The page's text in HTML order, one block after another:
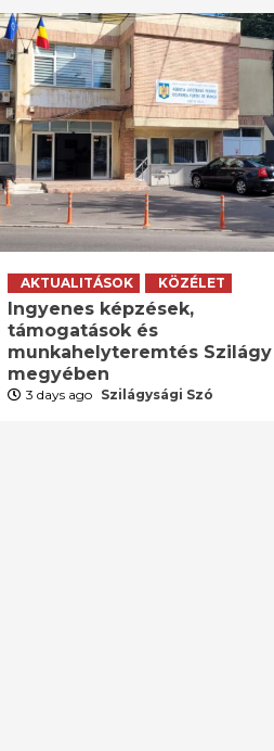
AKTUALITÁSOK KÖZÉLET
Ingyenes képzések,
támogatások és
munkahelyteremtés Szilágy
megyében
3 days ago Szilágysági Szó